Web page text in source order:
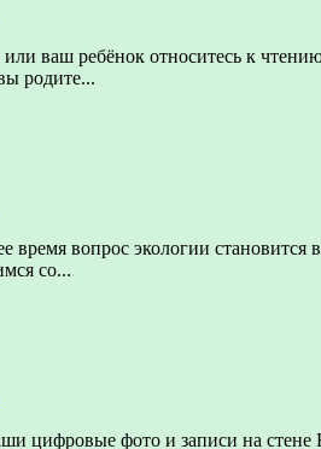
ваш ребёнок относитесь к
родите...
время вопрос экологии становится
со...
цифровые фото и записи на стене